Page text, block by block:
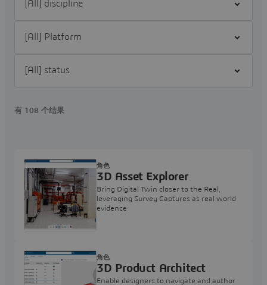
有 108 个结果
3D Asset Explorer
Bring Digital Twin closer to the Real,
leveraging Survey Captures as real world
evidence
角色
3D Product Architect
Enable designers to navigate and author
角色